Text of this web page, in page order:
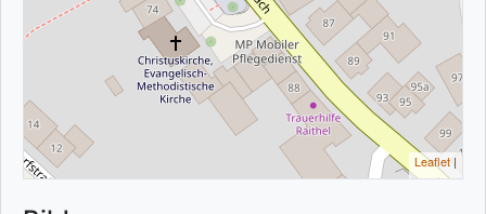
Leaflet |